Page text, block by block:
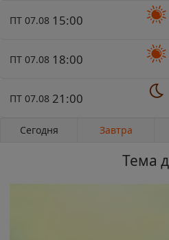
ПТ 07.08 15:00
ПТ 07.08 18:00
ПТ 07.08 21:00
Сегодня Завтра
Тема